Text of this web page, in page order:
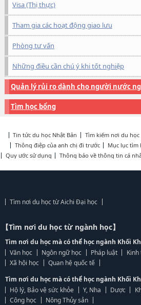
Visa (Thị thực)
Tham gia các hoạt động giao lưu
Phòng tư vấn
Những điều cần chú ý khi tốt nghiệp
Quản lý rủi ro dành cho người nước
Tìm học bổng
Tin tức du học Nhật Bản Tìm kiếm nơi du học
Thông điệp của anh chị đi trước
Mục lục tìm
Quy ước sử dụng
Thông báo về thông tin cá
Tìm nơi du học từ Aichi Đại học
【Tìm nơi du học từ ngành học】
Tìm nơi du học mà có thể học ngành Khối
Văn học
Ngôn ngữ học Pháp luật
Xã hội học
Quan hệ quốc tế
Tìm nơi du học mà có thể học ngành Khối
Hộ lý, Bảo vệ sức khỏe
Y, Nha Dược
Công học
Nông Thủy sản